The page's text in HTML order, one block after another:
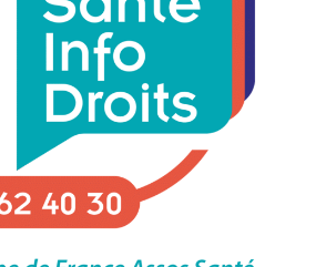
les plaintes, et les demandes
de tous les citoyens
de leurs droits
appropriée
l’usager dans sa démarche de
de la demande et de la réponse